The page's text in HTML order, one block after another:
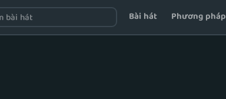
Bài hát Phương pháp